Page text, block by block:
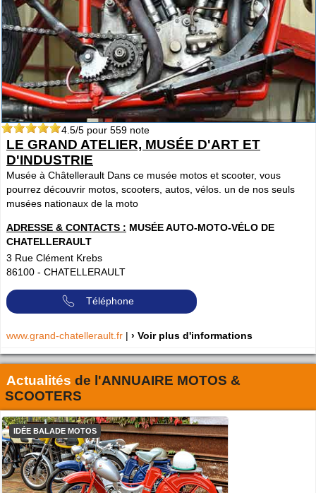
4.5/5 pour 559 note
LE GRAND ATELIER, MUSÉE D'ART ET
D'INDUSTRIE
Musée à Châtellerault Dans ce musée motos et scooter, vous
pourrez découvrir motos, scooters, autos, vélos. un de nos seuls
musées nationaux de la moto
ADRESSE & CONTACTS : MUSÉE AUTO-MOTO-VÉLO DE
CHATELLERAULT
3 Rue Clément Krebs
86100 - CHATELLERAULT
Téléphone
www.grand-chatellerault.fr | › Voir plus d'informations
Actualités de l'ANNUAIRE MOTOS &
SCOOTERS
IDÉE BALADE MOTOS